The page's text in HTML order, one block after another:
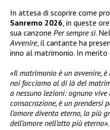
In attesa di scoprire come
Sanremo 2026 , in queste ore
sua canzone Per sempre sì.
Avvenire, il cantante ha
inno al matrimonio. In merito
«Il matrimonio è un avvenire, è
noi facciamo al di là del
a nessuno lezioni: ognuno
consacrazione, è un prendersi
l’amore diventa eterno, la più
dell’amore nell’atto più eterno».